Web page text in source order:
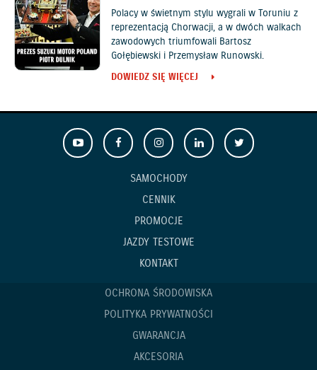
Polacy w świetnym stylu wygrali w Toruniu z
reprezentacją Chorwacji, a w dwóch walkach
zawodowych triumfowali Bartosz
Gołębiewski i Przemysław Runowski.
DOWIEDZ SIĘ WIĘCEJ
SAMOCHODY
CENNIK
PROMOCJE
JAZDY TESTOWE
KONTAKT
OCHRONA ŚRODOWISKA
POLITYKA PRYWATNOŚCI
GWARANCJA
AKCESORIA